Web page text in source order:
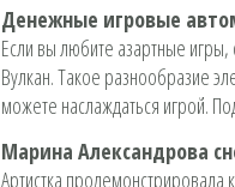
Денежные игровые
Если вы любите азартные
Вулкан. Такое разнообразие
можете наслаждаться игрой.
Марина Александрова
Артистка